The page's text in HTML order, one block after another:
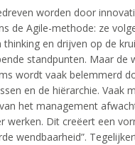
worden door
de Agile-methode: ze
thinking en drijven op de
standpunten. Maar de
wordt vaak belemmerd
en de hiërarchie. Vaak
het management
werken. Dit creëert een
wendbaarheid”.